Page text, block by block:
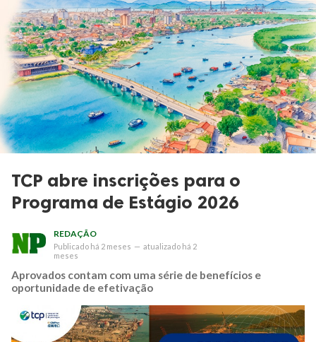
TCP abre inscrições para o
Programa de Estágio 2026
REDAÇÃO
Publicado há 2 meses — atualizado há 2
meses
Aprovados contam com uma série de benefícios e
oportunidade de efetivação